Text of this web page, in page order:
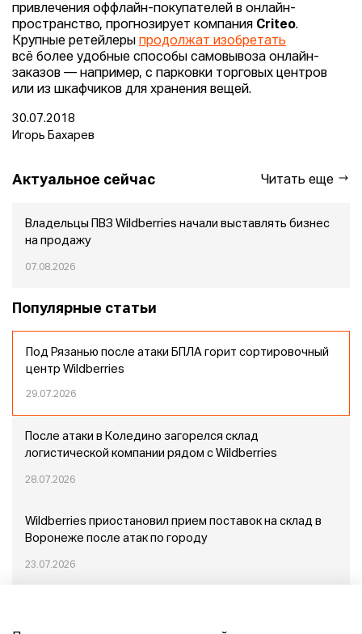
привлечения оффлайн-покупателей в онлайн-
пространство, прогнозирует компания Criteo.
Крупные ретейлеры продолжат изобретать
всё более удобные способы самовывоза онлайн-
заказов — например, с парковки торговых центров
или из шкафчиков для хранения вещей.
30.07.2018
Игорь Бахарев
Актуальное сейчас Читать еще
Владельцы ПВЗ Wildberries начали выставлять бизнес
на продажу
07.08.2026
Популярные статьи
Под Рязанью после атаки БПЛА горит сортировочный
центр Wildberries
29.07.2026
После атаки в Коледино загорелся склад
логистической компании рядом с Wildberries
28.07.2026
Wildberries приостановил прием поставок на склад в
Воронеже после атак по городу
23.07.2026